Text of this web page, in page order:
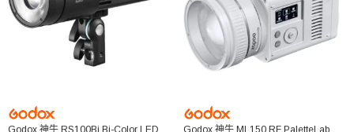
Godox 神牛 RS100Bi Bi-Color LED Godox 神牛 ML150 RF PaletteLab